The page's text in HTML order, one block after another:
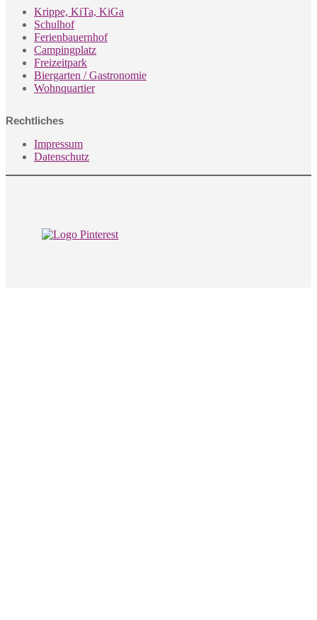
Krippe, KiTa, KiGa
Schulhof
Ferienbauernhof
Campingplatz
Freizeitpark
Biergarten / Gastronomie
Wohnquartier
Rechtliches
Impressum
Datenschutz